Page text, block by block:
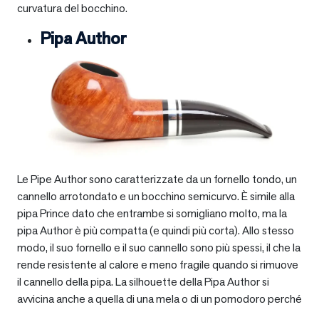
curvatura del bocchino.
Pipa Author
Le Pipe Author sono caratterizzate da un fornello tondo, un
cannello arrotondato e un bocchino semicurvo. È simile alla
pipa Prince dato che entrambe si somigliano molto, ma la
pipa Author è più compatta (e quindi più corta). Allo stesso
modo, il suo fornello e il suo cannello sono più spessi, il che la
rende resistente al calore e meno fragile quando si rimuove
il cannello della pipa. La silhouette della Pipa Author si
avvicina anche a quella di una mela o di un pomodoro perché